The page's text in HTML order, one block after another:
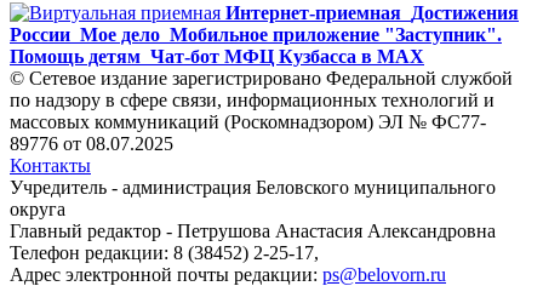
Интернет-приемная Достижения
России Мое дело Мобильное приложение "Заступник".
Помощь детям Чат-бот МФЦ Кузбасса в MAX
© Сетевое издание зарегистрировано Федеральной службой
по надзору в сфере связи, информационных технологий и
массовых коммуникаций (Роскомнадзором) ЭЛ № ФС77-
89776 от 08.07.2025
Контакты
Учредитель - администрация Беловского муниципального
округа
Главный редактор - Петрушова Анастасия Александровна
Телефон редакции: 8 (38452) 2-25-17,
Адрес электронной почты редакции: ps@belovorn.ru